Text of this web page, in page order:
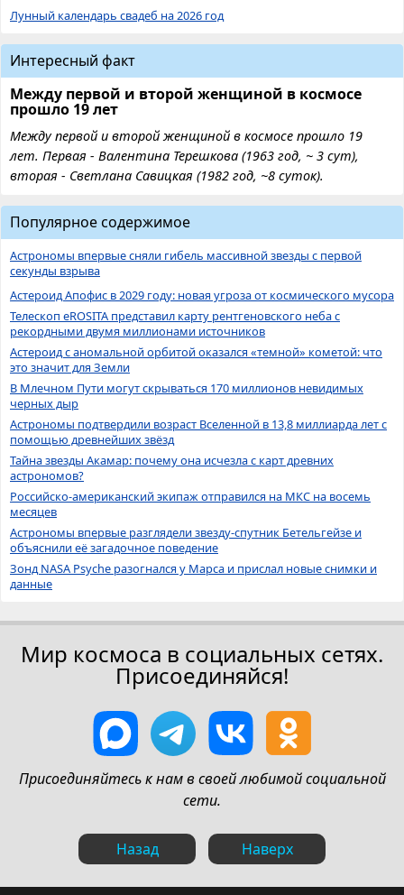
Лунный календарь свадеб на 2026 год
Интересный факт
Между первой и второй женщиной в космосе
прошло 19 лет
Между первой и второй женщиной в космосе прошло 19
лет. Первая - Валентина Терешкова (1963 год, ~ 3 сут),
вторая - Светлана Савицкая (1982 год, ~8 суток).
Популярное содержимое
Астрономы впервые сняли гибель массивной звезды с первой
секунды взрыва
Астероид Апофис в 2029 году: новая угроза от космического мусора
Телескоп eROSITA представил карту рентгеновского неба с
рекордными двумя миллионами источников
Астероид с аномальной орбитой оказался «темной» кометой: что
это значит для Земли
В Млечном Пути могут скрываться 170 миллионов невидимых
черных дыр
Астрономы подтвердили возраст Вселенной в 13,8 миллиарда лет с
помощью древнейших звёзд
Тайна звезды Акамар: почему она исчезла с карт древних
астрономов?
Российско-американский экипаж отправился на МКС на восемь
месяцев
Астрономы впервые разглядели звезду-спутник Бетельгейзе и
объяснили её загадочное поведение
Зонд NASA Psyche разогнался у Марса и прислал новые снимки и
данные
Мир космоса в социальных сетях.
Присоединяйся!
Присоединяйтесь к нам в своей любимой социальной
сети.
Назад Наверх